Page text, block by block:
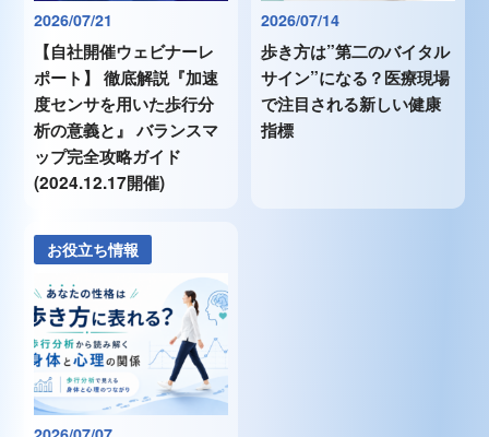
2026/07/21
【自社開催ウェビナーレ
ポート】 徹底解説『加速
度センサを用いた歩行分
析の意義と』 バランスマ
ップ完全攻略ガイド
(2024.12.17開催)
2026/07/14
歩き方は”第二のバイタル
サイン”になる？医療現場
で注目される新しい健康
指標
お役立ち情報